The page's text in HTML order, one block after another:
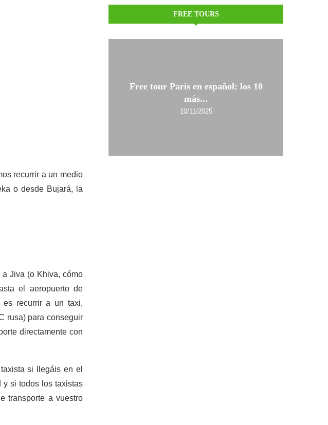
recurrir a un medio
o desde Bujará, la
Jiva (o Khiva, cómo
el aeropuerto de
recurrir a un taxi,
rusa) para conseguir
directamente con
si llegáis en el
y si todos los taxistas
transporte a vuestro
FREE TOURS
Free tour París en español: los 10
más...
10/11/2025